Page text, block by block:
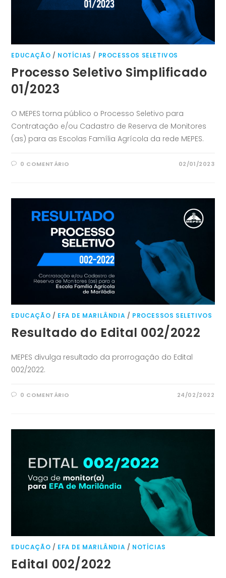
EDUCAÇÃO / NOTÍCIAS / PROCESSOS SELETIVOS
Processo Seletivo Simplificado
01/2023
O MEPES torna público o Processo Seletivo para
Contratação e/ou Cadastro de Reserva de Monitores
(as) para as Escolas Família Agrícola da rede MEPES.
0 COMENTÁRIO 02/01/2023
EDUCAÇÃO / EFA DE MARILÂNDIA / PROCESSOS SELETIVOS
Resultado do Edital 002/2022
MEPES divulga resultado da prorrogação do Edital
002/2022.
0 COMENTÁRIO 24/02/2022
EDUCAÇÃO / EFA DE MARILÂNDIA / NOTÍCIAS
Edital 002/2022